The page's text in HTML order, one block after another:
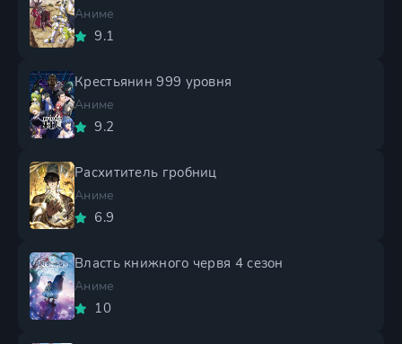
Аниме
9.1
Крестьянин 999 уровня
Аниме
9.2
Расхититель гробниц
Аниме
6.9
Власть книжного червя 4 сезон
Аниме
10